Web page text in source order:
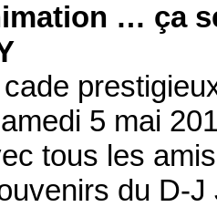
… ça
5 mai
tous les
du D-